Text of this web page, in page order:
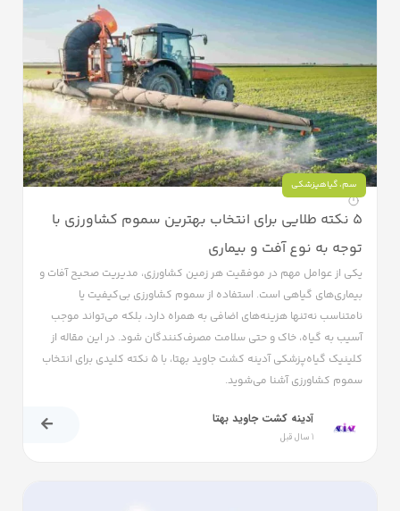
سم،گیاهپزشکی
5 نکته طلایی برای انتخاب بهترین سموم کشاورزی با
توجه به نوع آفت و بیماری
یکی از عوامل مهم در موفقیت هر زمین کشاورزی، مدیریت صحیح آفات و
بیماری‌های گیاهی است. استفاده از سموم کشاورزی بی‌کیفیت یا
نامتناسب نه‌تنها هزینه‌های اضافی به همراه دارد، بلکه می‌تواند موجب
آسیب به گیاه، خاک و حتی سلامت مصرف‌کنندگان شود. در این مقاله از
کلینیک گیاه‌پزشکی آدینه کشت جاوید بهتا، با ۵ نکته کلیدی برای انتخاب
سموم کشاورزی آشنا می‌شوید.
آدینه کشت جاوید بهتا
1 سال قبل